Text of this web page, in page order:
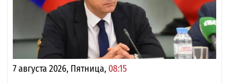
7 августа 2026, Пятница, 08:15